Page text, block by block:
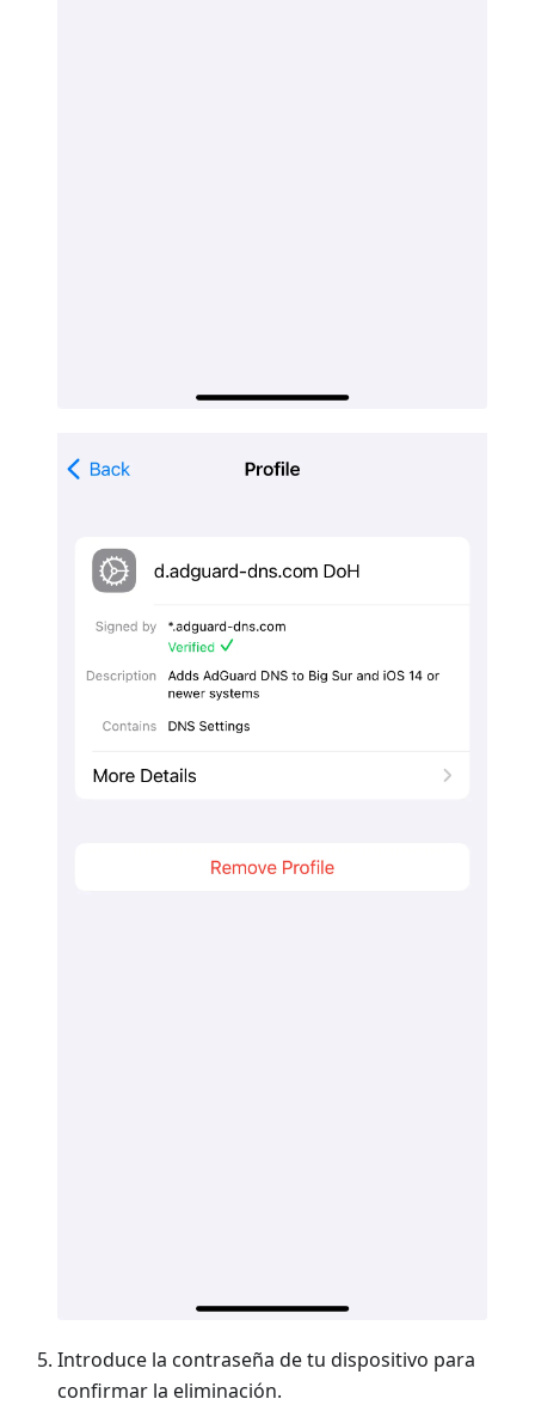
Introduce la contraseña de tu dispositivo para
confirmar la eliminación.